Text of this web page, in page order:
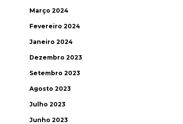
Março 2024
Fevereiro 2024
Janeiro 2024
Dezembro 2023
Setembro 2023
Agosto 2023
Julho 2023
Junho 2023